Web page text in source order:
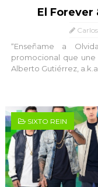
El Forever
“Enseñame a
promocional que
Alberto Gutiérrez, a.k.a.
SIXTO REIN